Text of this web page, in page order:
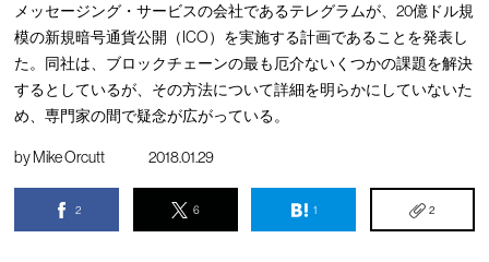
メッセージング・サービスの会社であるテレグラムが、20億ドル規
模の新規暗号通貨公開（ICO）を実施する計画であることを発表し
た。同社は、ブロックチェーンの最も厄介ないくつかの課題を解決
するとしているが、その方法について詳細を明らかにしていないた
め、専門家の間で疑念が広がっている。
byMike Orcutt 2018.01.29
2 6 1 2